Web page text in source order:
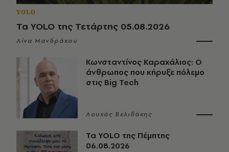
YOLO
Τα YOLO της Τετάρτης 05.08.2026
Λίνα Μανδράκου
Κωνσταντίνος Καραχάλιος: Ο
άνθρωπος που κήρυξε πόλεμο
στις Big Tech
Λουκάς Βελιδάκης
Τα YOLO της Πέμπτης
06.08.2026